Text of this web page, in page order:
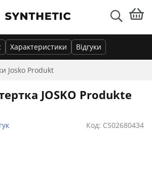
Josko Produkt
Характеристики Відгуки
JOSKO Produkte
Код: CS02680434